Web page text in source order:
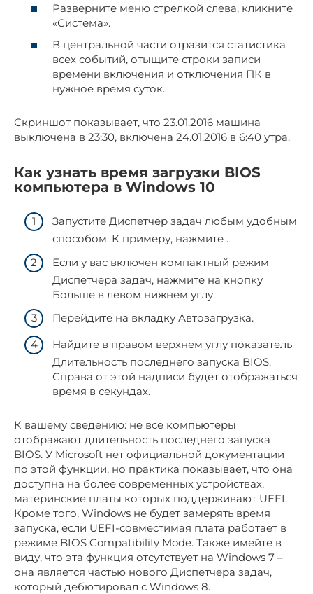
Разверните меню стрелкой слева, кликните
«Система».
В центральной части отразится статистика
всех событий, отыщите строки записи
времени включения и отключения ПК в
нужное время суток.
Скриншот показывает, что 23.01.2016 машина
выключена в 23:30, включена 24.01.2016 в 6:40 утра.
Как узнать время загрузки BIOS
компьютера в Windows 10
Запустите Диспетчер задач любым удобным
способом. К примеру, нажмите .
Если у вас включен компактный режим
Диспетчера задач, нажмите на кнопку
Больше в левом нижнем углу.
Перейдите на вкладку Автозагрузка.
Найдите в правом верхнем углу показатель
Длительность последнего запуска BIOS.
Справа от этой надписи будет отображаться
время в секундах.
К вашему сведению: не все компьютеры
отображают длительность последнего запуска
BIOS. У Microsoft нет официальной документации
по этой функции, но практика показывает, что она
доступна на более современных устройствах,
материнские платы которых поддерживают UEFI.
Кроме того, Windows не будет замерять время
запуска, если UEFI-совместимая плата работает в
режиме BIOS Compatibility Mode. Также имейте в
виду, что эта функция отсутствует на Windows 7 –
она является частью нового Диспетчера задач,
который дебютировал с Windows 8.